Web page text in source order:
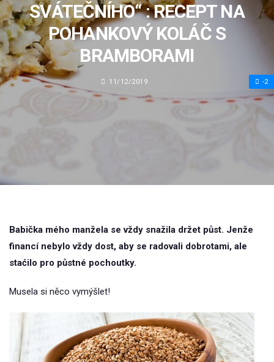
SVÁTEČNÍHO“ : RECEPT NA
POHANKOVÝ KOLÁČ S
BRAMBORAMI
11/12/2019 -2
Babička mého manžela se vždy snažila držet půst. Jenže
financí nebylo vždy dost, aby se radovali dobrotami, ale
staćilo pro půstné pochoutky.
Musela si něco vymýšlet!